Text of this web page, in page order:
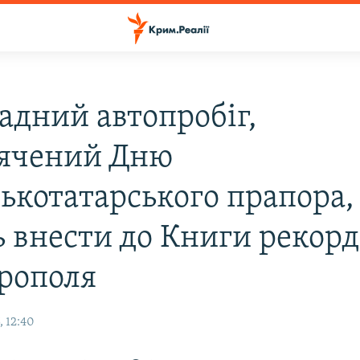
автопробіг,
Дню
прапора,
внести до Книги
12:40